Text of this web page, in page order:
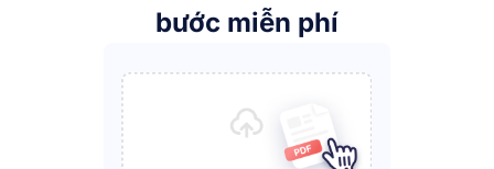
bước miễn phí